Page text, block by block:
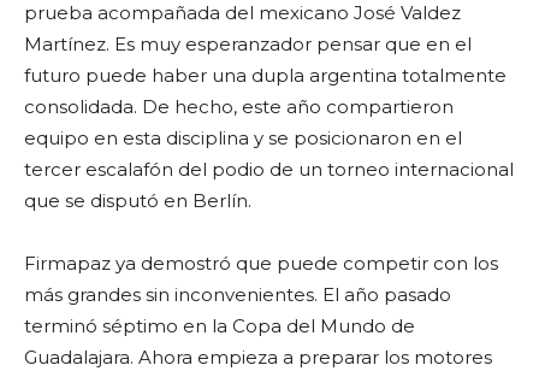
prueba acompañada del mexicano José Valdez
Martínez. Es muy esperanzador pensar que en el
futuro puede haber una dupla argentina totalmente
consolidada. De hecho, este año compartieron
equipo en esta disciplina y se posicionaron en el
tercer escalafón del podio de un torneo internacional
que se disputó en Berlín.
Firmapaz ya demostró que puede competir con los
más grandes sin inconvenientes. El año pasado
terminó séptimo en la Copa del Mundo de
Guadalajara. Ahora empieza a preparar los motores